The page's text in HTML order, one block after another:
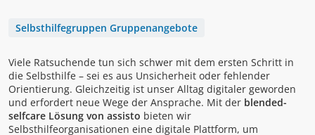
Selbsthilfegruppen Gruppenangebote
Viele Ratsuchende tun sich schwer mit dem ersten Schritt in
die Selbsthilfe – sei es aus Unsicherheit oder fehlender
Orientierung. Gleichzeitig ist unser Alltag digitaler geworden
und erfordert neue Wege der Ansprache. Mit der blended-
selfcare Lösung von assisto bieten wir
Selbsthilfeorganisationen eine digitale Plattform, um